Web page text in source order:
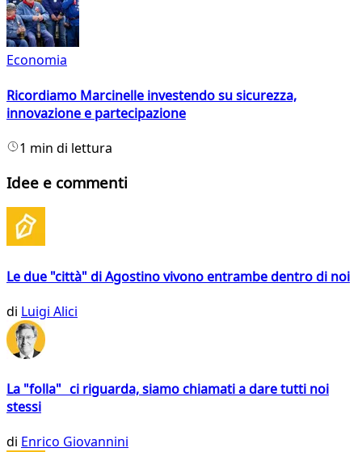
Economia
Ricordiamo Marcinelle investendo su sicurezza,
innovazione e partecipazione
1 min di lettura
Idee e commenti
Le due "città" di Agostino vivono entrambe dentro di noi
di Luigi Alici
La "folla" ci riguarda, siamo chiamati a dare tutti noi
stessi
di Enrico Giovannini